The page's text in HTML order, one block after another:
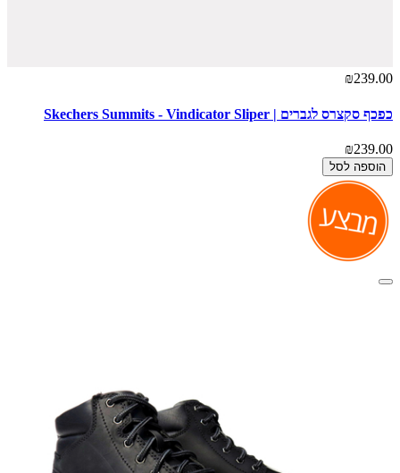
₪239.00
כפכף סקצרס לגברים | Skechers Summits - Vindicator Sliper
₪239.00
הוספה לסל